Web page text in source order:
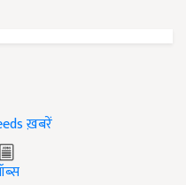
ख़बरें